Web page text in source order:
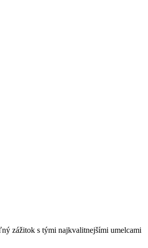
zážitok s tými najkvalitnejšími umelcami